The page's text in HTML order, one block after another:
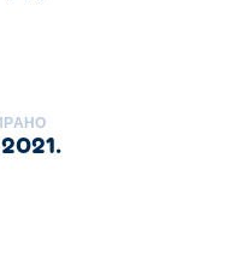
naših odabranih Igre
2021.